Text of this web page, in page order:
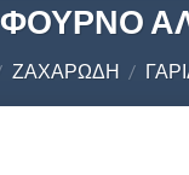
ΦΟΥΡΝΟ
ΖΑΧΑΡΏΔΗ /